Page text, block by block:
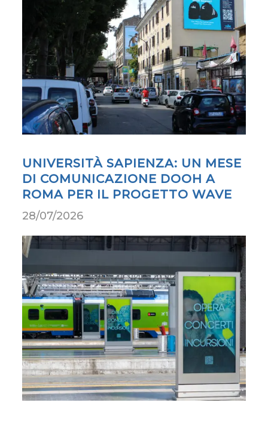
UNIVERSITÀ SAPIENZA: UN MESE
DI COMUNICAZIONE DOOH A
ROMA PER IL PROGETTO WAVE
28/07/2026